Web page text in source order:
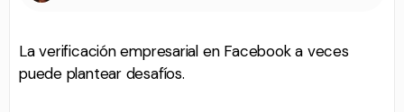
La verificación empresarial en Facebook a veces
puede plantear desafíos.